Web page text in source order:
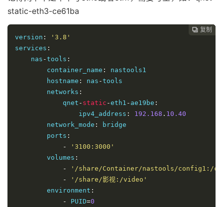
static-eth3-ce61ba
 复制
 复制
 复制
version :
'3.8'
services :
    nas
-tools :
        container_name
:
nastools1
        hostname
: nas -tools
        networks
:
            qnet
- static -eth1 - ae19be :
                ipv4_address
: 192.168 . 10.40
        network_mode
:
bridge
        ports
:
-
'3100:3000'
        volumes
:
-
'/share/Container/nastools/config1:/
-
'/share/影视:/video'
        environment
:
-
PUID=0